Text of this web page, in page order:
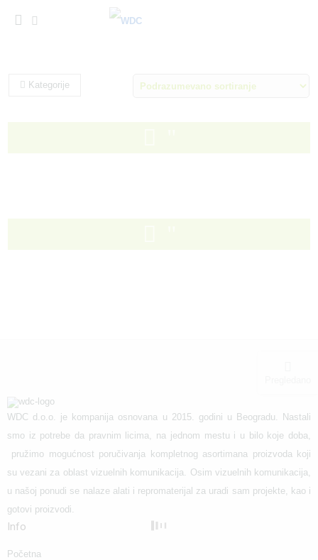
Kategorije
WDC d.o.o. je kompanija osnovana u 2015. godini u Beogradu. Nastali
smo iz potrebe da pravnim licima, na jednom mestu i u bilo koje doba,
pružimo mogućnost poručivanja kompletnog asortimana proizvoda koji
su vezani za oblast vizuelnih komunikacija. Osim vizuelnih komunikacija,
u našoj ponudi se nalaze alati i repromaterijal za uradi sam projekte, kao i
gotovi proizvodi.
Info
Početna